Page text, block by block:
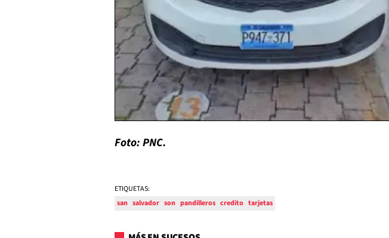
Foto: PNC.
ETIQUETAS:
san salvador son pandilleros credito tarjetas